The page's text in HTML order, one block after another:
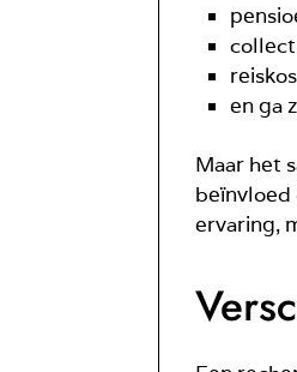
en ga
Maar het
beïnvloed
ervaring,